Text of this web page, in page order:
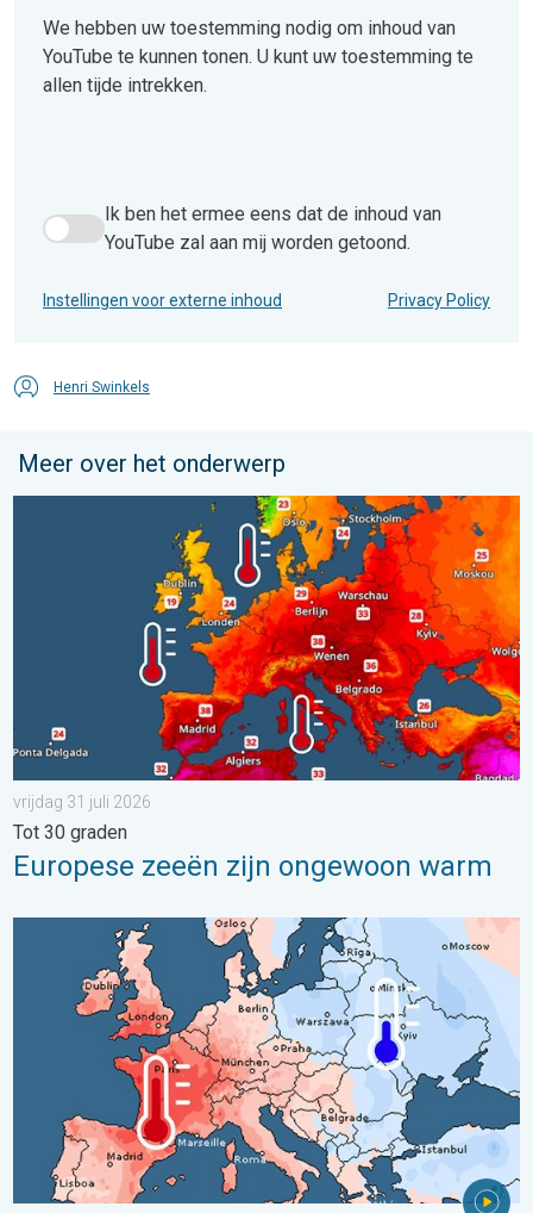
We hebben uw toestemming nodig om inhoud van
YouTube te kunnen tonen. U kunt uw toestemming te
allen tijde intrekken.
Ik ben het ermee eens dat de inhoud van YouTube zal aan
Ik ben het ermee eens dat de inhoud van
YouTube zal aan mij worden getoond.
Instellingen voor externe inhoud Privacy Policy
Henri Swinkels
Meer over het onderwerp
Europese zeeën zijn ongewoon warm. Tot 30 graden. . .
vrijdag 31 juli 2026
Tot 30 graden
Europese zeeën zijn ongewoon warm
Grote weersverschillen in juli. Tweedeling Europa. . .